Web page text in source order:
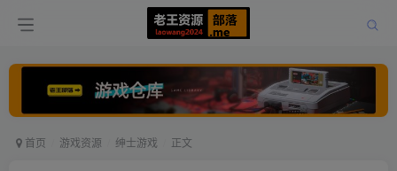
首页 游戏资源 绅士游戏 正文